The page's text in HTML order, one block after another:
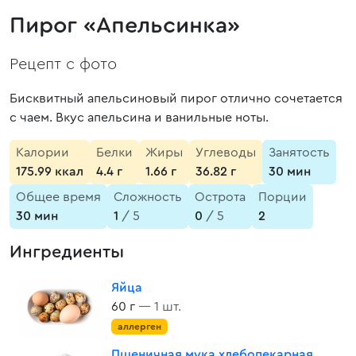
Пирог «Апельсинка»
Рецепт с фото
Бисквитный апельсиновый пирог отлично сочетается
с чаем. Вкус апельсина и ванильные ноты.
Калории
175.99 ккал
Белки
4.4 г
Жиры
1.66 г
Углеводы
36.82 г
Занятость
30 мин
Общее время
30 мин
Сложность
1 / 5
Острота
0 / 5
Порции
2
Ингредиенты
Яйца
60 г — 1 шт.
аллерген